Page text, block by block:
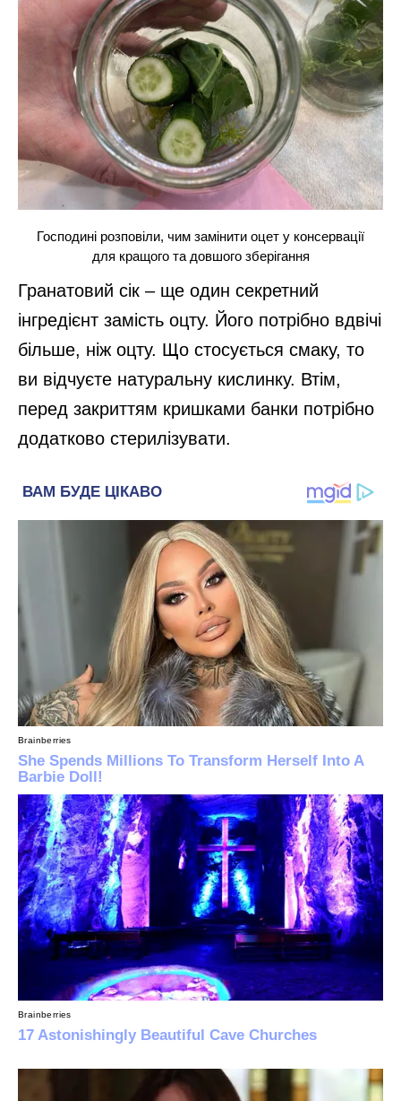
Господині розповіли, чим замінити оцет у консервації
для кращого та довшого зберігання
Гранатовий сік – ще один секретний
інгредієнт замість оцту. Його потрібно вдвічі
більше, ніж оцту. Що стосується смаку, то
ви відчуєте натуральну кислинку. Втім,
перед закриттям кришками банки потрібно
додатково стерилізувати.